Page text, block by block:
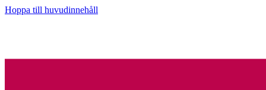
Hoppa till huvudinnehåll